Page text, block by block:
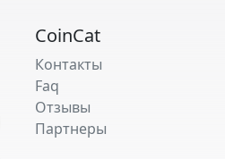
CoinCat
Контакты
Faq
Отзывы
Партнеры